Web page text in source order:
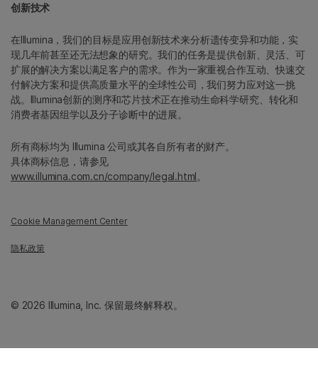
创新技术
在Illumina，我们的目标是应用创新技术来分析遗传变异和功能，实
现几年前甚至还无法想象的研究。我们的任务是提供创新、灵活、可
扩展的解决方案以满足客户的需求。作为一家重视合作互动、快速交
付解决方案和提供高质量水平的全球性公司，我们努力应对这一挑
战。Illumina创新的测序和芯片技术正在推动生命科学研究、转化和
消费者基因组学以及分子诊断中的进展。
所有商标均为 Illumina 公司或其各自所有者的财产。
具体商标信息，请参见
www.illumina.com.cn/company/legal.html。
Cookie Management Center
隐私政策
© 2026 Illumina, Inc. 保留最终解释权。